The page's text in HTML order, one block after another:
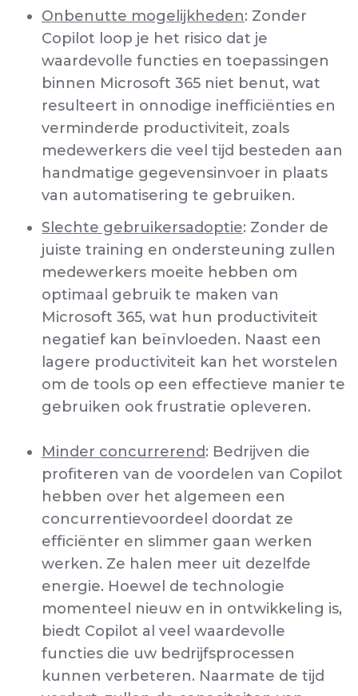
Onbenutte mogelijkheden: Zonder
Copilot loop je het risico dat je
waardevolle functies en toepassingen
binnen Microsoft 365 niet benut, wat
resulteert in onnodige inefficiënties en
verminderde productiviteit, zoals
medewerkers die veel tijd besteden aan
handmatige gegevensinvoer in plaats
van automatisering te gebruiken.
Slechte gebruikersadoptie: Zonder de
juiste training en ondersteuning zullen
medewerkers moeite hebben om
optimaal gebruik te maken van
Microsoft 365, wat hun productiviteit
negatief kan beïnvloeden. Naast een
lagere productiviteit kan het worstelen
om de tools op een effectieve manier te
gebruiken ook frustratie opleveren.
Minder concurrerend: Bedrijven die
profiteren van de voordelen van Copilot
hebben over het algemeen een
concurrentievoordeel doordat ze
efficiënter en slimmer gaan werken
werken. Ze halen meer uit dezelfde
energie. Hoewel de technologie
momenteel nieuw en in ontwikkeling is,
biedt Copilot al veel waardevolle
functies die uw bedrijfsprocessen
kunnen verbeteren. Naarmate de tijd